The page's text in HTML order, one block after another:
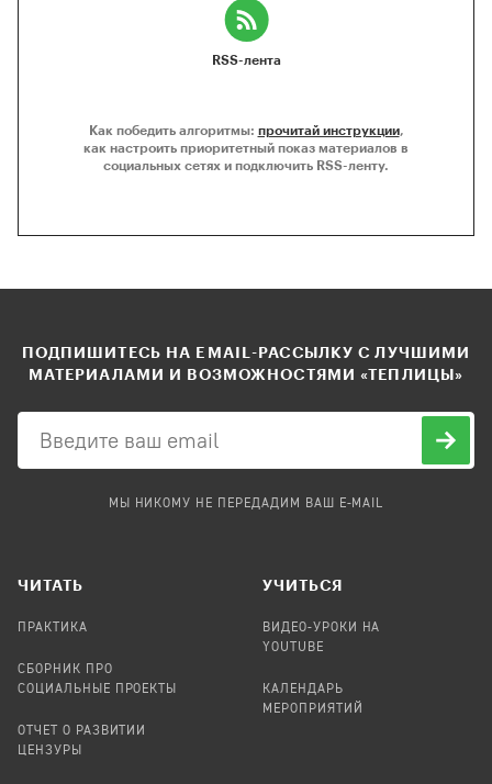
RSS-лента
Как победить алгоритмы: прочитай инструкции,
как настроить приоритетный показ материалов в
социальных сетях и подключить RSS-ленту.
ПОДПИШИТЕСЬ НА EMAIL-РАССЫЛКУ С ЛУЧШИМИ
МАТЕРИАЛАМИ И ВОЗМОЖНОСТЯМИ «ТЕПЛИЦЫ»
МЫ НИКОМУ НЕ ПЕРЕДАДИМ ВАШ E-MAIL
ЧИТАТЬ
ПРАКТИКА
СБОРНИК ПРО
СОЦИАЛЬНЫЕ ПРОЕКТЫ
ОТЧЕТ О РАЗВИТИИ
ЦЕНЗУРЫ
УЧИТЬСЯ
ВИДЕО-УРОКИ НА
YOUTUBE
КАЛЕНДАРЬ
МЕРОПРИЯТИЙ